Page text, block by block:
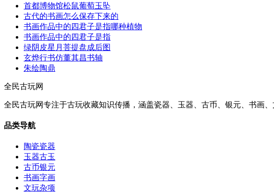
首都博物馆松鼠葡萄玉坠
古代的书画怎么保存下来的
书画作品中的四君子是指哪种植物
书画作品中的四君子是指
绿阴皮星月菩提盘成后图
玄烨行书仿董其昌书轴
朱绘陶鼎
全民古玩网
全民古玩网专注于古玩收藏知识传播，涵盖瓷器、玉器、古币、银元、书画
品类导航
陶瓷瓷器
玉器古玉
古币银元
书画字画
文玩杂项